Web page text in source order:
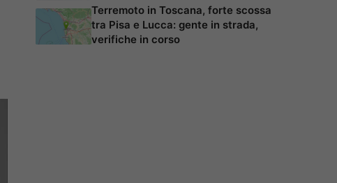
Terremoto in Toscana, forte scossa
tra Pisa e Lucca: gente in strada,
verifiche in corso